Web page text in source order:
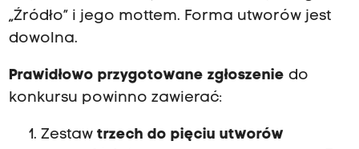
„Źródło” i jego mottem. Forma utworów jest
dowolna.
Prawidłowo przygotowane zgłoszenie do
konkursu powinno zawierać:
Zestaw trzech do pięciu utworów